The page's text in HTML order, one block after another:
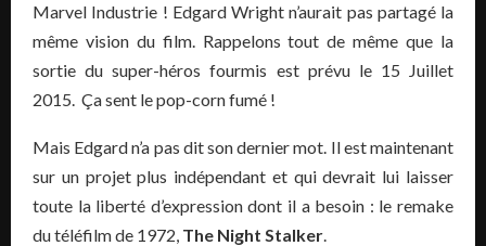
Marvel Industrie ! Edgard Wright n’aurait pas partagé la
même vision du film. Rappelons tout de même que la
sortie du super-héros fourmis est prévu le 15 Juillet
2015. Ça sent le pop-corn fumé !
Mais Edgard n’a pas dit son dernier mot. Il est maintenant
sur un projet plus indépendant et qui devrait lui laisser
toute la liberté d’expression dont il a besoin : le remake
du téléfilm de 1972, The Night Stalker.